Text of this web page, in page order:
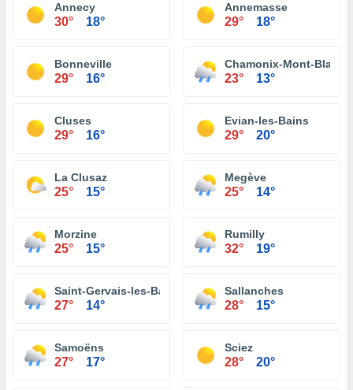
Annecy
30° 18°
Annemasse
29° 18°
Bonneville
29° 16°
Chamonix-Mont-Blanc
23° 13°
Cluses
29° 16°
Evian-les-Bains
29° 20°
La Clusaz
25° 15°
Megève
25° 14°
Morzine
25° 15°
Rumilly
32° 19°
Saint-Gervais-les-Bains
27° 14°
Sallanches
28° 15°
Samoëns
27° 17°
Sciez
28° 20°